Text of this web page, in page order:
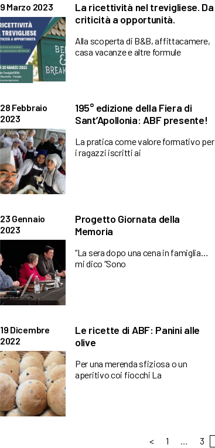
9 Marzo 2023
La ricettività nel trevigliese. Da
criticità a opportunità.
Alla scoperta di B&B, affittacamere,
casa vacanze e altre formule
28 Febbraio
2023
195° edizione della Fiera di
Sant’Apollonia: ABF presente!
La pratica come valore formativo per
i ragazzi iscritti ai
23 Gennaio
2023
Progetto Giornata della
Memoria
“La sera dopo una cena in famiglia…
mi dico “Sono
19 Dicembre
2022
Le ricette di ABF: Panini alle
olive
Per una merenda sfiziosa o un
aperitivo coi fiocchi La
< 1 … 3